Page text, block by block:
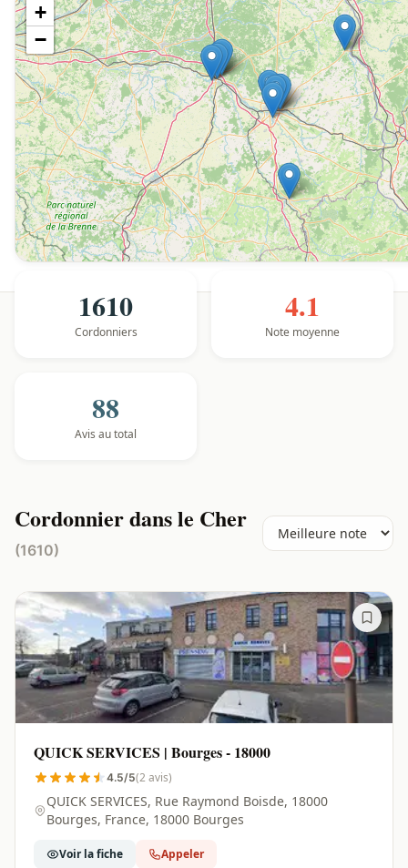
+
−
1610
Cordonniers
4.1
Note moyenne
88
Avis au total
Cordonnier dans le Cher
(1610)
QUICK SERVICES | Bourges - 18000
4.5/5(2 avis)
QUICK SERVICES, Rue Raymond Boisde, 18000
Bourges, France, 18000 Bourges
Voir la fiche Appeler